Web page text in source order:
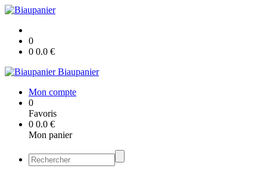
0
0 0.0 €
Biaupanier
Mon compte
0
Favoris
0 0.0 €
Mon panier